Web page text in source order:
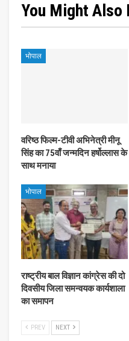
You Might Also
भोपाल
वरिष्ठ फिल्म-टीवी अभिनेत्री मीनू
सिंह का 75वाँ जन्मदिन हर्षोल्लास के
साथ मनाया
भोपाल
राष्ट्रीय बाल विज्ञान कांग्रेस की दो
दिवसीय जिला समन्वयक कार्यशाला
का समापन
PREV NEXT